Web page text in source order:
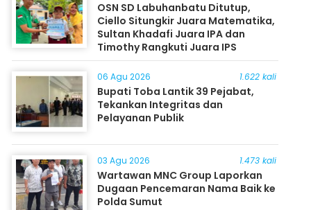
OSN SD Labuhanbatu Ditutup,
Ciello Situngkir Juara Matematika,
Sultan Khadafi Juara IPA dan
Timothy Rangkuti Juara IPS
06 Agu 2026 1.622 kali
Bupati Toba Lantik 39 Pejabat,
Tekankan Integritas dan
Pelayanan Publik
03 Agu 2026 1.473 kali
Wartawan MNC Group Laporkan
Dugaan Pencemaran Nama Baik ke
Polda Sumut